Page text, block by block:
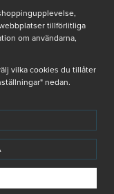
integritetspolicy
till våra nyhetsbrev.
FRAMTAGNA OCH GRANSKADE
tillförlitliga
om användarna,
vilka cookies du tillåter
nedan.